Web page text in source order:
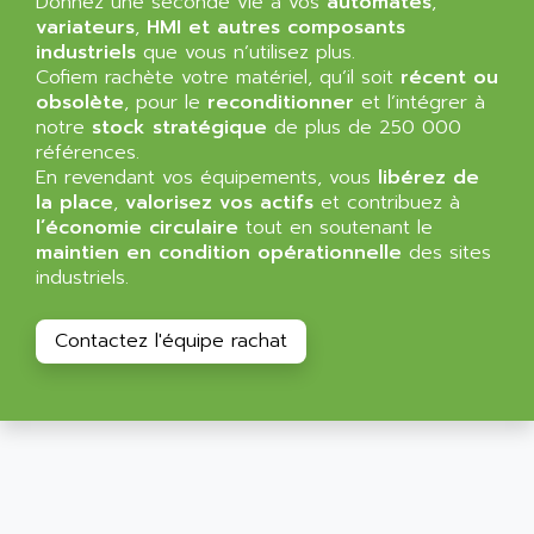
SIMATIC MP
MINI MAESTRO
NT3
CYBER 4000
RPX30
SINUMERIK 820/
LOGO
SIMATIC MULTIPANEL
CL200
DIGIVEX
PWE
SIMOVERT MASTERDRIVES
ALLEGRO MICROSYSTEMS
ALLEN
ALLEN BRADLEY
ALLEN CODIERGERATE GMBH
ALLEN CODING SYSTEMS
ALLEN SYSTEMS
ALLIANCE INSTRUMENTS
ALLIANCE MEMORY
ALLIED TELESYN
ALLIED VISION
variateurs, HMI et autres composants
industriels que vous n’utilisez plus.
Cofiem rachète votre matériel, qu’il soit récent ou
obsolète, pour le reconditionner et l’intégrer à
notre stock stratégique de plus de 250 000
références.
En revendant vos équipements, vous libérez de
la place, valorisez vos actifs et contribuez à
l’économie circulaire tout en soutenant le
maintien en condition opérationnelle des sites
industriels.
Contactez l'équipe rachat